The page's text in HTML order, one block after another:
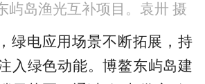
屿岛渔光互补项目。袁卅 摄
绿电应用场景不断拓展，持
入绿色动能。博鳌东屿岛建